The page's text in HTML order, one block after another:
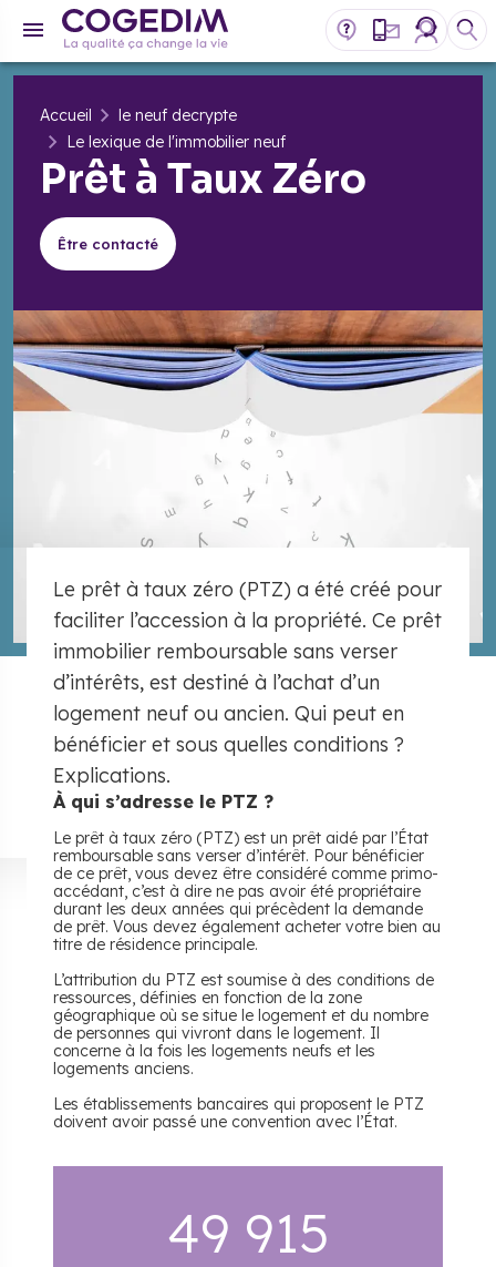
Accueil
le neuf decrypte
Le lexique de l'immobilier neuf
Prêt à Taux Zéro
Être contacté
Le prêt à taux zéro (PTZ) a été créé pour
faciliter l’accession à la propriété. Ce prêt
immobilier remboursable sans verser
d’intérêts, est destiné à l’achat d’un
logement neuf ou ancien. Qui peut en
bénéficier et sous quelles conditions ?
Explications.
À qui s’adresse le PTZ ?
Le prêt à taux zéro (PTZ) est un prêt aidé par l’État
remboursable sans verser d’intérêt. Pour bénéficier
de ce prêt, vous devez être considéré comme primo-
accédant, c’est à dire ne pas avoir été propriétaire
durant les deux années qui précèdent la demande
de prêt. Vous devez également acheter votre bien au
titre de résidence principale.
L’attribution du PTZ est soumise à des conditions de
ressources, définies en fonction de la zone
géographique où se situe le logement et du nombre
de personnes qui vivront dans le logement. Il
concerne à la fois les logements neufs et les
logements anciens.
Les établissements bancaires qui proposent le PTZ
doivent avoir passé une convention avec l’État.
49 915